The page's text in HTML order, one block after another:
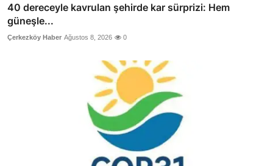
40 dereceyle kavrulan şehirde kar sürprizi: Hem
güneşle...
Çerkezköy Haber Ağustos 8, 2026 0